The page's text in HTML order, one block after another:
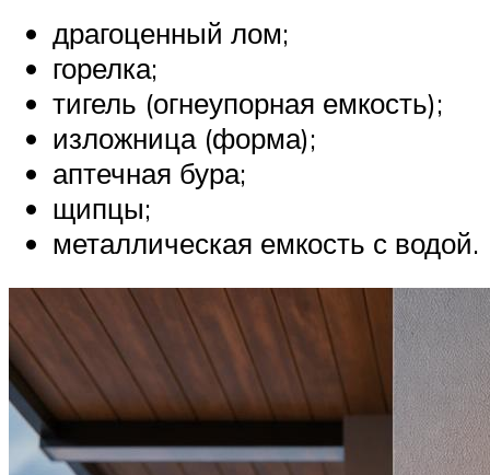
драгоценный лом;
горелка;
тигель (огнеупорная емкость);
изложница (форма);
аптечная бура;
щипцы;
металлическая емкость с водой.